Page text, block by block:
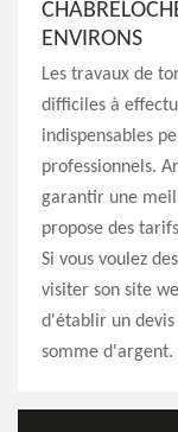
ENVIRONS
Les travaux de
difficiles à
indispensables
professionnels.
garantir une
propose des
Si vous voulez
visiter son site
d'établir un devis
somme d'argent.